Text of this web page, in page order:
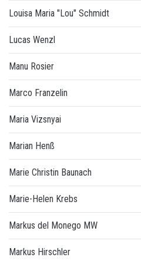
Louisa Maria "Lou" Schmidt
Lucas Wenzl
Manu Rosier
Marco Franzelin
Maria Vizsnyai
Marian Henß
Marie Christin Baunach
Marie-Helen Krebs
Markus del Monego MW
Markus Hirschler